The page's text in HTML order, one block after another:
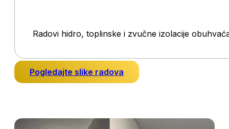
Radovi hidro, toplinske i zvučne izolacije
Pogledajte slike radova